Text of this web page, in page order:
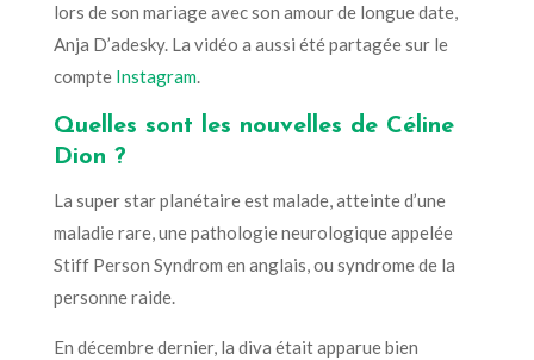
lors de son mariage avec son amour de longue date,
Anja D’adesky. La vidéo a aussi été partagée sur le
compte Instagram.
Quelles sont les nouvelles de Céline
Dion ?
La super star planétaire est malade, atteinte d’une
maladie rare, une pathologie neurologique appelée
Stiff Person Syndrom en anglais, ou syndrome de la
personne raide.
En décembre dernier, la diva était apparue bien